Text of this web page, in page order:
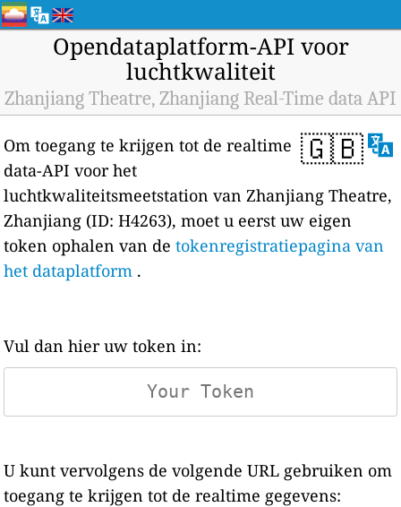
Opendataplatform-API voor
luchtkwaliteit
Zhanjiang Theatre, Zhanjiang Real-Time data API
🇬🇧
Om toegang te krijgen tot de realtime
data-API voor het
luchtkwaliteitsmeetstation van Zhanjiang Theatre,
Zhanjiang (ID: H4263), moet u eerst uw eigen
token ophalen van detokenregistratiepagina van
het dataplatform .
Vul dan hier uw token in:
U kunt vervolgens de volgende URL gebruiken om
toegang te krijgen tot de realtime gegevens: